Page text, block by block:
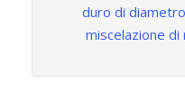
duro di
miscelazione